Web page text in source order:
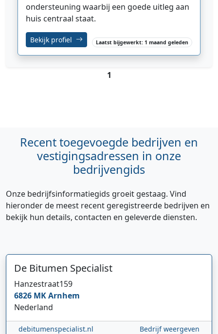
ondersteuning waarbij een goede uitleg aan
huis centraal staat.
Bekijk profiel Laatst bijgewerkt: 1 maand geleden
1
Recent toegevoegde bedrijven en
vestigingsadressen in onze
bedrijvengids
Onze bedrijfsinformatiegids groeit gestaag. Vind
hieronder de meest recent geregistreerde bedrijven en
bekijk hun details, contacten en geleverde diensten.
De Bitumen Specialist
Hanzestraat159
6826 MKArnhem
Nederland
debitumenspecialist.nl Bedrijf weergeven